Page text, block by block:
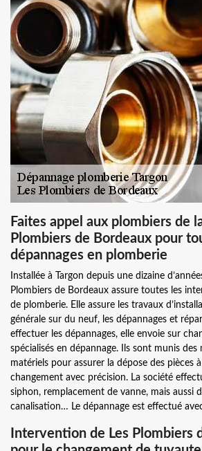
Faites appel aux plombiers de
Plombiers de Bordeaux pour
dépannages en plomberie
Installée à Targon depuis une dizaine
Plombiers de Bordeaux assure toutes les
de plomberie. Elle assure les travaux
générale sur du neuf, les dépannages et
effectuer les dépannages, elle envoie sur
spécialisés en dépannage. Ils sont munis
matériels pour assurer la dépose des pièces
changement avec précision. La société
siphon, remplacement de vanne, mais aussi
canalisation… Le dépannage est effectué
Intervention de Les Plombiers